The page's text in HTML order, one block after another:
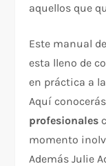
aquellos que
Este manual
esta lleno de
en práctica a
Aquí
profesionales
momento
Además Julie